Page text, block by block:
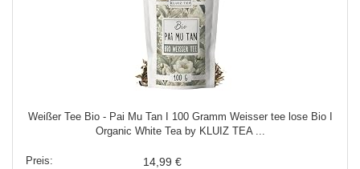
Weißer Tee Bio - Pai Mu Tan I 100 Gramm Weisser tee lose Bio I
Organic White Tea by KLUIZ TEA ...
14,99 €